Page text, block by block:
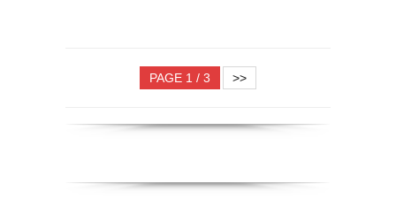
PAGE 1 / 3 >>